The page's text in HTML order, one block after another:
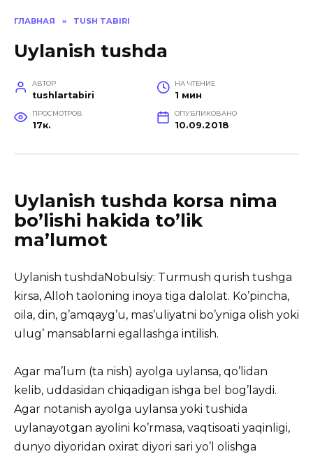
ГЛАВНАЯ » TUSH TABIRI
Uylanish tushda
АВТОР
tushlartabiri
НА ЧТЕНИЕ
1 мин
ПРОСМОТРОВ
17к.
ОПУБЛИКОВАНО
10.09.2018
Uylanish tushda korsa nima
bo’lishi hakida to’lik
ma’lumot
Uylanish tushdaNobulsiy: Turmush qurish tushga
kirsa, Alloh taoloning inoya tiga dalolat. Ko’pincha,
oila, din, g’amqayg’u, mas’uliyatni bo’yniga olish yoki
ulug’ mansablarni egallashga intilish.
Agar ma’lum (ta nish) ayolga uylansa, qo’lidan
kelib, uddasidan chiqadigan ishga bel bog’laydi.
Agar notanish ayolga uylansa yoki tushida
uylanayotgan ayolini ko’rmasa, vaqtisoati yaqinligi,
dunyo diyoridan oxirat diyori sari yo’l olishga